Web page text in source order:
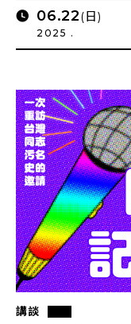
06.22(日)
2025 .
講談